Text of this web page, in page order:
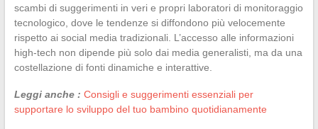
scambi di suggerimenti in veri e propri laboratori di monitoraggio
tecnologico, dove le tendenze si diffondono più velocemente
rispetto ai social media tradizionali. L’accesso alle informazioni
high-tech non dipende più solo dai media generalisti, ma da una
costellazione di fonti dinamiche e interattive.
Leggi anche : Consigli e suggerimenti essenziali per
supportare lo sviluppo del tuo bambino quotidianamente